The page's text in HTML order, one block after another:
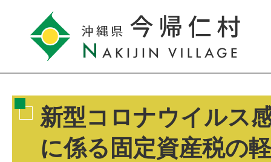
新型コロナウイルス
に係る固定資産税の